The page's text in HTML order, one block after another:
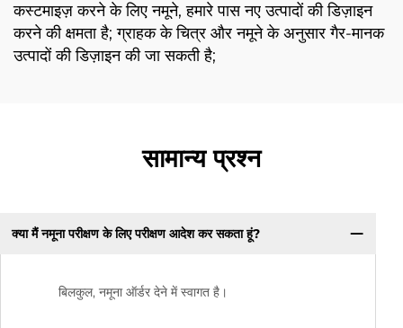
कस्टमाइज़ करने के लिए नमूने, हमारे पास नए उत्पादों की डिज़ाइन
करने की क्षमता है; ग्राहक के चित्र और नमूने के अनुसार गैर-मानक
उत्पादों की डिज़ाइन की जा सकती है;
सामान्य प्रश्न
क्या मैं नमूना परीक्षण के लिए परीक्षण आदेश कर सकता हूं?
बिलकुल, नमूना ऑर्डर देने में स्वागत है।